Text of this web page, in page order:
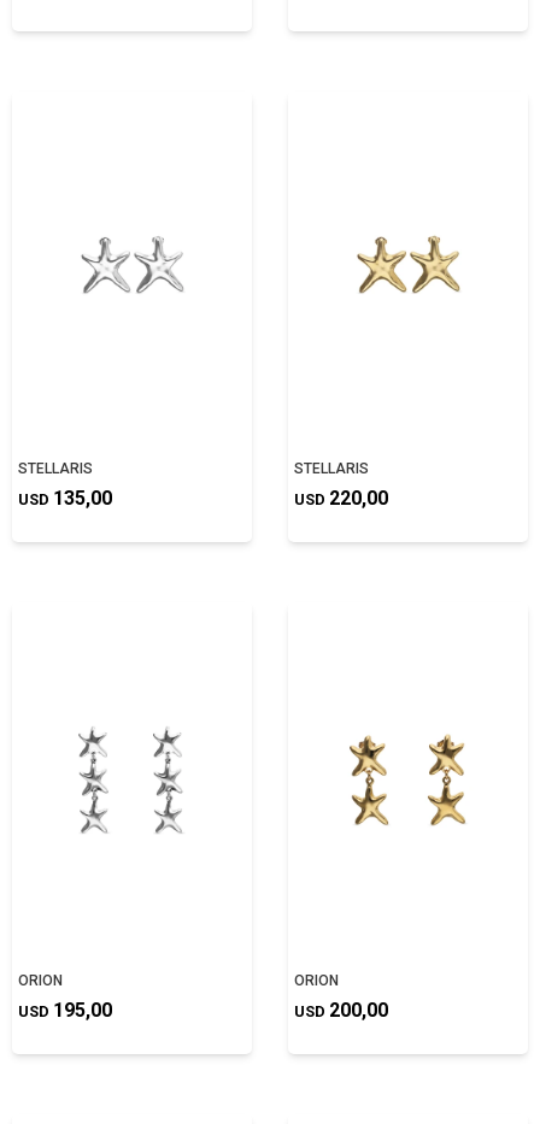
STELLARIS
USD 135,00
STELLARIS
USD 220,00
ORION
USD 195,00
ORION
USD 200,00